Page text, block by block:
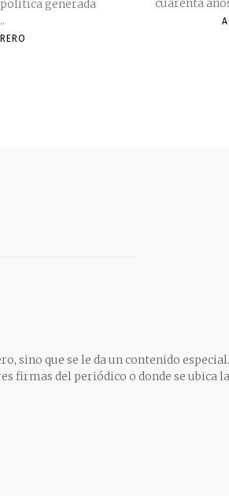
generada
cuarenta
sino que se le da un contenido
firmas del periódico o donde se ubica